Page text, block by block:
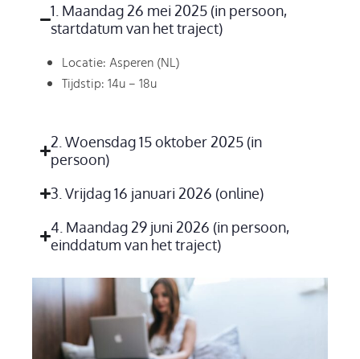
1. Maandag 26 mei 2025 (in persoon,
startdatum van het traject)​
Locatie: Asperen (NL)
Tijdstip: 14u – 18u
2. Woensdag 15 oktober 2025 (in
persoon)
3. Vrijdag 16 januari 2026 (online)​
4. Maandag 29 juni 2026 (in persoon,
einddatum van het traject)​